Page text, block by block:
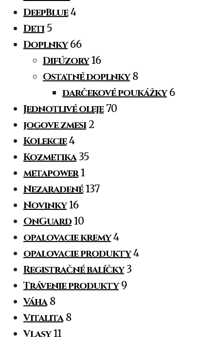
DeepBlue 4
Deti 5
Doplnky 66
Difúzory 16
Ostatné doplnky 8
darčekové poukážky 6
Jednotlivé oleje 70
jogove zmesi 2
Kolekcie 4
Kozmetika 35
metapower 1
Nezaradené 137
Novinky 16
OnGuard 10
opalovacie kremy 4
opalovacie produkty 4
Registračné balíčky 3
Trávenie produkty 9
Váha 8
Vitalita 8
Vlasy 11